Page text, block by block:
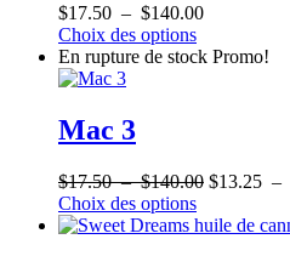
options
peuvent
être
du
produit
$17.50 – $140.00Plage
prix :
Choix des optionsCe
produit
peuvent
être
choisies
En rupture de stock Promo!
Mac 3
$17.50 – $140.00Plage
prix :
$13.25 –
Choix des optionsCe
produit